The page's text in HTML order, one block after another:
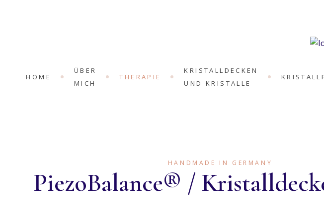
HOME
ÜBER
MICH
THERAPIE
ROSE
KRISTALLDECKEN
UND KRISTALLE
FÜR PFERDE
KRISTALLDECKEN
FÜR KLEINTIERE
AMETHYST
KRISTALLDECKEN
FÜR KLEINTIERE
HANDMADE IN GERMANY
PiezoBalance® /